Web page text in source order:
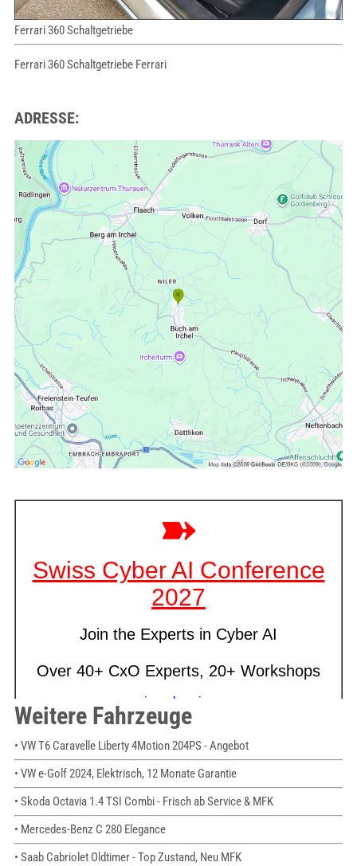
Ferrari 360 Schaltgetriebe
Ferrari 360 Schaltgetriebe Ferrari
ADRESSE:
Weitere Fahrzeuge
• VW T6 Caravelle Liberty 4Motion 204PS - Angebot
• VW e-Golf 2024, Elektrisch, 12 Monate Garantie
• Skoda Octavia 1.4 TSI Combi - Frisch ab Service & MFK
• Mercedes-Benz C 280 Elegance
• Saab Cabriolet Oldtimer - Top Zustand, Neu MFK